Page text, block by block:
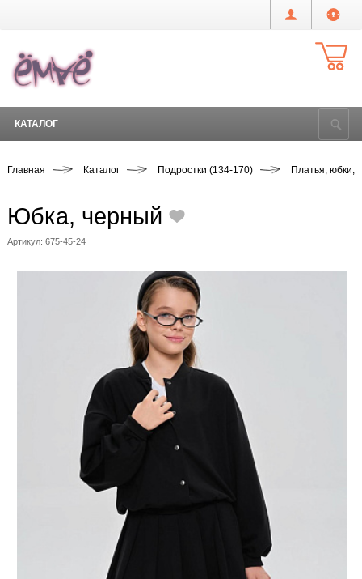
КАТАЛОГ
Главная Каталог Подростки (134-170) Платья, юбки,
Юбка, черный
Артикул: 675-45-24